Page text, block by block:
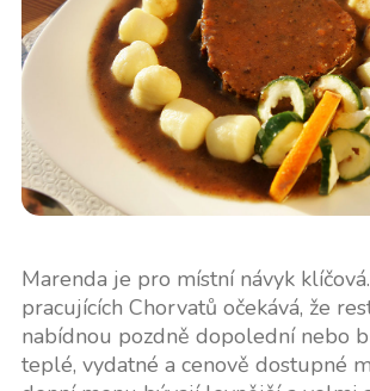
Marenda je pro místní návyk
pracujících Chorvatů očekává, že
nabídnou pozdně dopolední nebo
teplé, vydatné a cenově dostupné